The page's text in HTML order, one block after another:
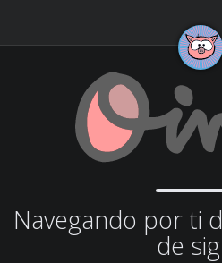
Navegando por ti
de